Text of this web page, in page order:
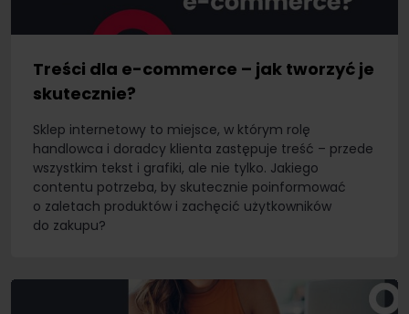
Treści dla e-commerce – jak tworzyć je
skutecznie?
Sklep internetowy to miejsce, w którym rolę
handlowca i doradcy klienta zastępuje treść – przede
wszystkim tekst i grafiki, ale nie tylko. Jakiego
contentu potrzeba, by skutecznie poinformować
o zaletach produktów i zachęcić użytkowników
do zakupu?